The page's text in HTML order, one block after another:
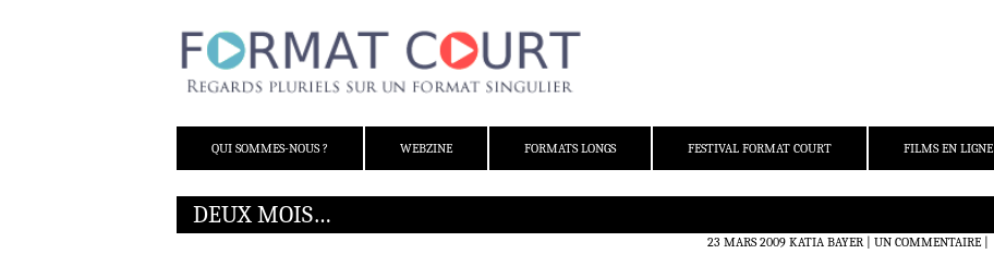
QUI SOMMES-NOUS ?
WEBZINE FORMATS LONGS FESTIVAL FORMAT COURT FILMS EN LIGNE
DEUX MOIS…
23 MARS 2009 KATIA BAYER UN COMMENTAIRE|